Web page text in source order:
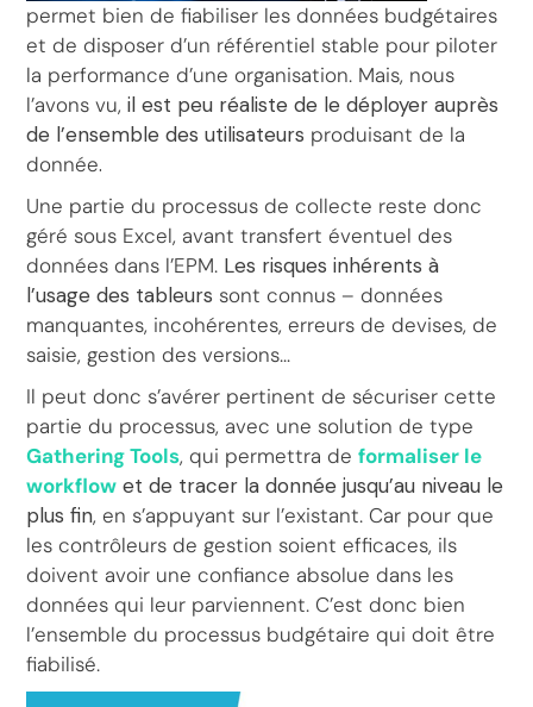
permet bien de fiabiliser les données budgétaires
et de disposer d’un référentiel stable pour piloter
la performance d’une organisation. Mais, nous
l’avons vu,il est peu réaliste de le déployer auprès
de l’ensemble des utilisateurs produisant de la
donnée.
Une partie du processus de collecte reste donc
géré sous Excel, avant transfert éventuel des
données dans l’EPM. Les risques inhérents à
l’usage des tableurs sont connus – données
manquantes, incohérentes, erreurs de devises, de
saisie, gestion des versions…
Il peut donc s’avérer pertinent de sécuriser cette
partie du processus, avec une solution de type
Gathering Tools, qui permettra deformaliser le
workflow et de tracer la donnée jusqu’au niveau le
plus fin, en s’appuyant sur l’existant. Car pour que
les contrôleurs de gestion soient efficaces, ils
doivent avoir une confiance absolue dans les
données qui leur parviennent. C’est donc bien
l’ensemble du processus budgétaire qui doit être
fiabilisé.